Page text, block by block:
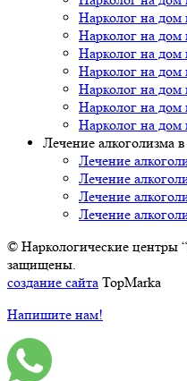
Нарколог на дом
Нарколог на дом
Нарколог на дом
Нарколог на
Нарколог на дом
Нарколог на дом
Нарколог на дом
Лечение алкоголизма
Лечение
Лечение
Лечение
Лечение
© Наркологические центры
защищены.
создание сайта TopMarka
Напишите нам!